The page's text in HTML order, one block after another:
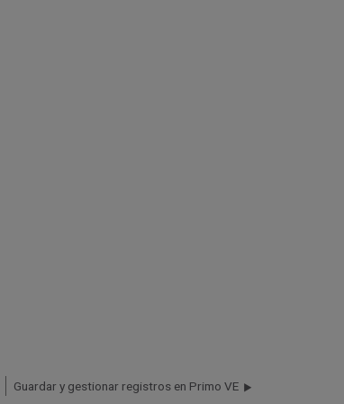
Guardar y gestionar registros en Primo VE